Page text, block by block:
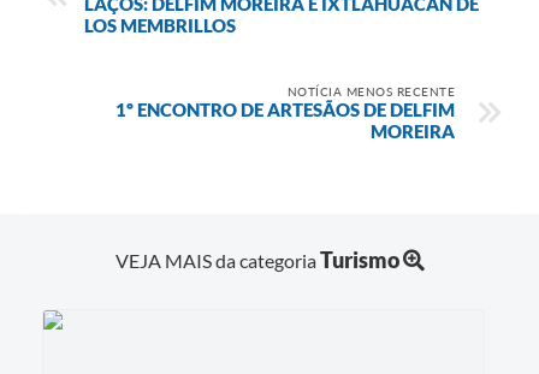
LOS MEMBRILLOS
NOTÍCIA MENOS RECENTE
1º ENCONTRO DE ARTESÃOS DE DELFIM
MOREIRA
VEJA MAIS da categoriaTurismo